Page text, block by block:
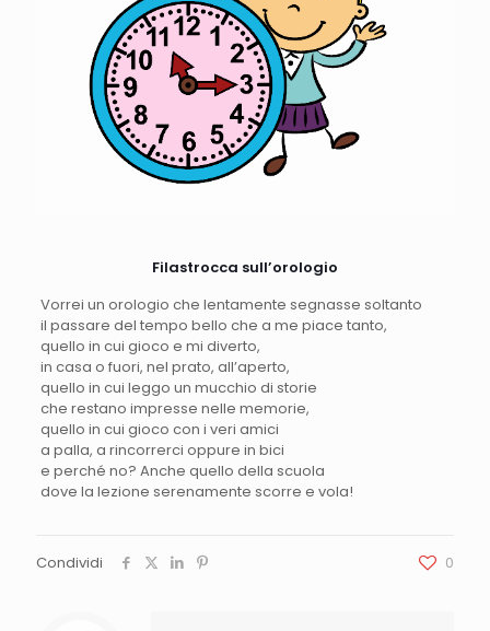
Filastrocca sull’orologio
Vorrei un orologio che lentamente segnasse soltanto
il passare del tempo bello che a me piace tanto,
quello in cui gioco e mi diverto,
in casa o fuori, nel prato, all’aperto,
quello in cui leggo un mucchio di storie
che restano impresse nelle memorie,
quello in cui gioco con i veri amici
a palla, a rincorrerci oppure in bici
e perché no? Anche quello della scuola
dove la lezione serenamente scorre e vola!
Condividi 0